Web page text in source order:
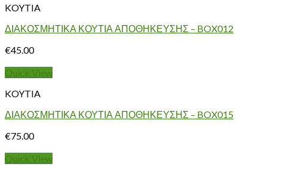
KOYTIA
ΔΙΑΚΟΣΜΗΤΙΚΑ ΚΟΥΤΙΑ ΑΠΟΘΗΚΕΥΣΗΣ – BOX012
€45.00
Quick View
KOYTIA
ΔΙΑΚΟΣΜΗΤΙΚΑ ΚΟΥΤΙΑ ΑΠΟΘΗΚΕΥΣΗΣ – BOX015
€75.00
Quick View